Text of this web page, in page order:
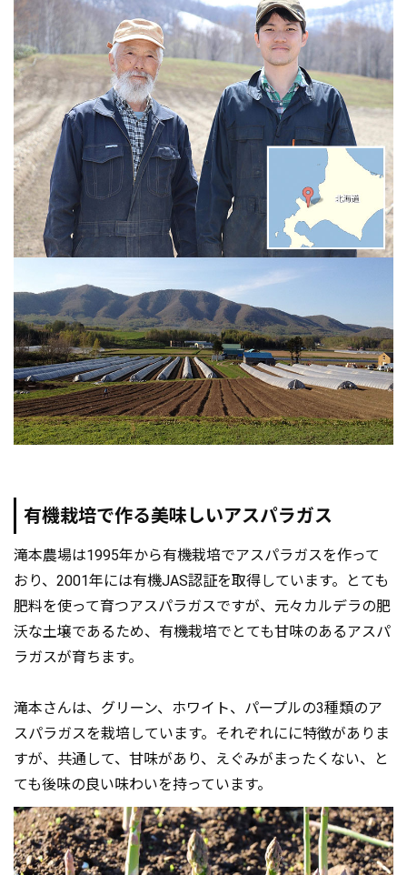
有機栽培で作る美味しいアスパラガス
滝本農場は1995年から有機栽培でアスパラガスを作って
おり、2001年には有機JAS認証を取得しています。とても
肥料を使って育つアスパラガスですが、元々カルデラの肥
沃な土壌であるため、有機栽培でとても甘味のあるアスパ
ラガスが育ちます。
滝本さんは、グリーン、ホワイト、パープルの3種類のア
スパラガスを栽培しています。それぞれにに特徴がありま
すが、共通して、甘味があり、えぐみがまったくない、と
ても後味の良い味わいを持っています。